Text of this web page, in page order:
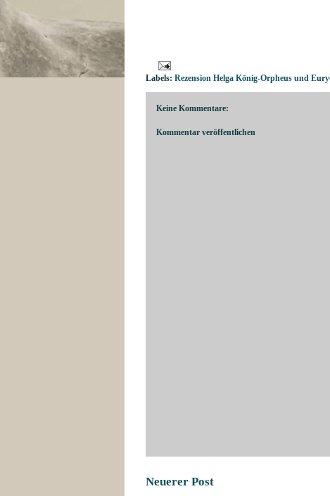
Labels: Rezension Helga König-Orpheus und
Keine Kommentare:
Kommentar veröffentlichen
Neuerer Post